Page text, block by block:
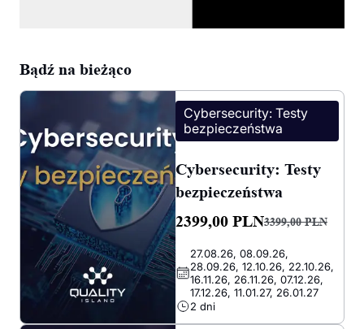
Bądź na bieżąco
Cybersecurity: Testy
bezpieczeństwa
Cybersecurity: Testy
bezpieczeństwa
3399,00PLN
Pierwotna
cena
wynosiła:
3399,00 PLN.
2399,00PLN
Aktualna
cena
wynosi:
2399,00 PLN.
27.08.26, 08.09.26,
28.09.26, 12.10.26, 22.10.26,
16.11.26, 26.11.26, 07.12.26,
17.12.26, 11.01.27, 26.01.27
2 dni